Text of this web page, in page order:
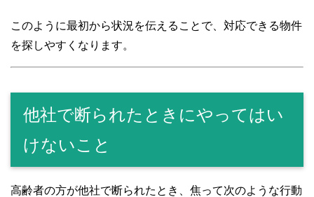
このように最初から状況を伝えることで、対応できる物件
を探しやすくなります。
他社で断られたときにやってはい
けないこと
高齢者の方が他社で断られたとき、焦って次のような行動